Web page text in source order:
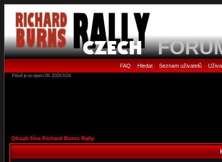
FAQ • Hledat• Seznam uživatelů•
Právě je so srpen 08, 2026 6:04
Obsah fóra Richard Burns Rally